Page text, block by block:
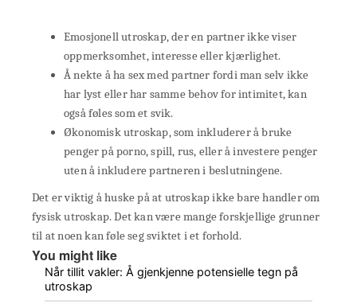
Emosjonell utroskap, der en partner ikke viser
oppmerksomhet, interesse eller kjærlighet.
Å nekte å ha sex med partner fordi man selv ikke
har lyst eller har samme behov for intimitet, kan
også føles som et svik.
Økonomisk utroskap, som inkluderer å bruke
penger på porno, spill, rus, eller å investere penger
uten å inkludere partneren i beslutningene.
Det er viktig å huske på at utroskap ikke bare handler om
fysisk utroskap. Det kan være mange forskjellige grunner
til at noen kan føle seg sviktet i et forhold.
You might like
Når tillit vakler: Å gjenkjenne potensielle tegn på
utroskap